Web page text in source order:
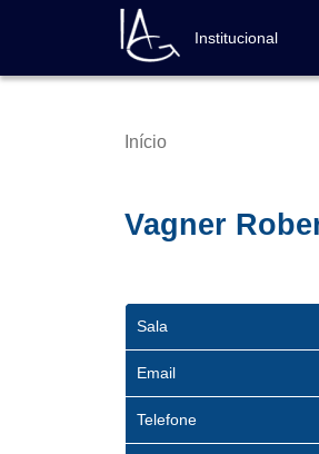
conteúdo
Navegação
principal
Institucional
Trilha
Início
Vagner
Sala
Email
Telefone